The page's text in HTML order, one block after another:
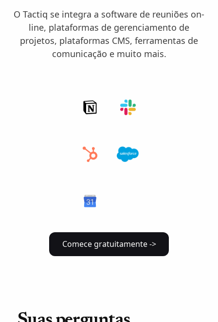
O Tactiq se integra a software de reuniões on-
line, plataformas de gerenciamento de
projetos, plataformas CMS, ferramentas de
comunicação e muito mais.
Comece gratuitamente ->